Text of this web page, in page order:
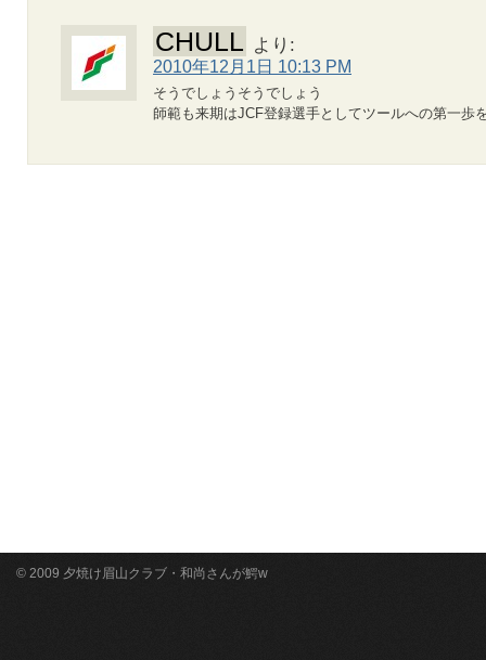
CHULL より:
2010年12月1日 10:13 PM
そうでしょうそうでしょう
師範も来期はJCF登録選手としてツールへの第一歩
© 2009 夕焼け眉山クラブ・和尚さんが鰐w